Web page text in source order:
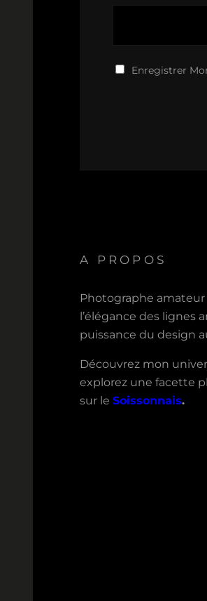
Enregistrer
A PROPOS
Photographe
l’élégance des lignes
puissance du design
Découvrez mon
explorez une facette
sur leSoissonnais.